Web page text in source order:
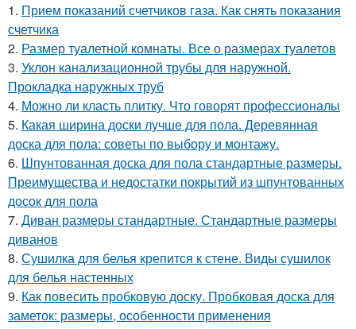
1. Прием показаний счетчиков газа. Как снять показания
счетчика
2. Размер туалетной комнаты. Все о размерах туалетов
3. Уклон канализационной трубы для наружной.
Прокладка наружных труб
4. Можно ли класть плитку. Что говорят профессионалы
5. Какая ширина доски лучше для пола. Деревянная
доска для пола: советы по выбору и монтажу.
6. Шпунтованная доска для пола стандартные размеры.
Преимущества и недостатки покрытий из шпунтованных
досок для пола
7. Диван размеры стандартные. Стандартные размеры
диванов
8. Сушилка для белья крепится к стене. Виды сушилок
для белья настенных
9. Как повесить пробковую доску. Пробковая доска для
заметок: размеры, особенности применения